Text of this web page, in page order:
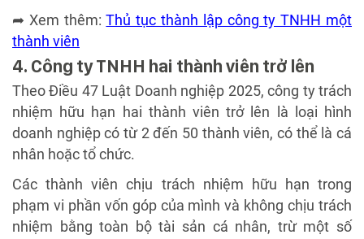
➦ Xem thêm:Thủ tục thành lập công ty TNHH một
thành viên
4. Công ty TNHH hai thành viên trở lên
Theo Điều 47 Luật Doanh nghiệp 2025, công ty trách
nhiệm hữu hạn hai thành viên trở lên là loại hình
doanh nghiệp có từ 2 đến 50 thành viên, có thể là cá
nhân hoặc tổ chức.
Các thành viên chịu trách nhiệm hữu hạn trong
phạm vi phần vốn góp của mình và không chịu trách
nhiệm bằng toàn bộ tài sản cá nhân, trừ một số